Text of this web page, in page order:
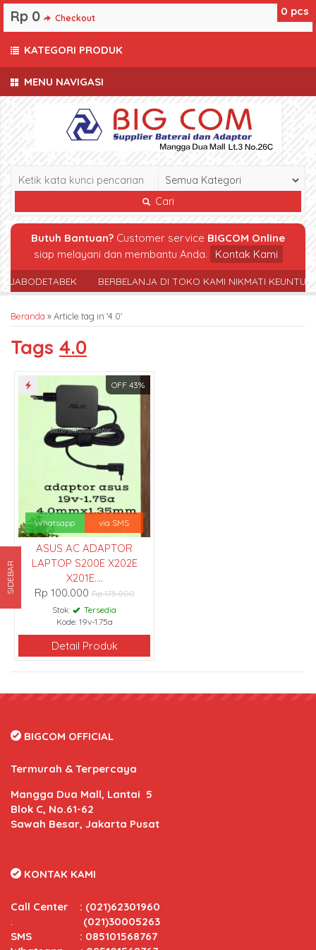
MENU NAVIGASI
Cari
Butuh Bantuan? Customer service BIGCOM Online
siap melayani dan membantu Anda.
Kontak Kami
JABODETABEK BERBELANJA DI TOKO KAMI NIKMATI
Beranda »Article tag in '4.0'
Tags 4.0
OFF 43%
Whatsapp via SMS
ASUS AC ADAPTOR
LAPTOP S200E X202E
X201E....
Rp 100.000Rp 175.000
Stok:
Tersedia
Kode: 19v-1.75a
Detail Produk
0 pcs
Rp 0 Checkout
KATEGORI PRODUK
SIDEBAR
BIGCOM OFFICIAL
Termurah & Terpercaya
Mangga Dua Mall, Lantai 5
Blok C, No.61-62
Sawah Besar, Jakarta Pusat
KONTAK KAMI
Call Center : (021)62301960
. (021)30005263
SMS : 085101568767